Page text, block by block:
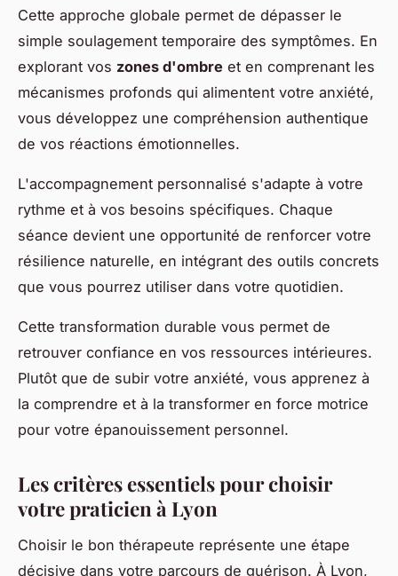
Cette approche globale permet de dépasser le
simple soulagement temporaire des symptômes. En
explorant vos zones d'ombre et en comprenant les
mécanismes profonds qui alimentent votre anxiété,
vous développez une compréhension authentique
de vos réactions émotionnelles.
L'accompagnement personnalisé s'adapte à votre
rythme et à vos besoins spécifiques. Chaque
séance devient une opportunité de renforcer votre
résilience naturelle, en intégrant des outils concrets
que vous pourrez utiliser dans votre quotidien.
Cette transformation durable vous permet de
retrouver confiance en vos ressources intérieures.
Plutôt que de subir votre anxiété, vous apprenez à
la comprendre et à la transformer en force motrice
pour votre épanouissement personnel.
Les critères essentiels pour choisir
votre praticien à Lyon
Choisir le bon thérapeute représente une étape
décisive dans votre parcours de guérison. À Lyon,